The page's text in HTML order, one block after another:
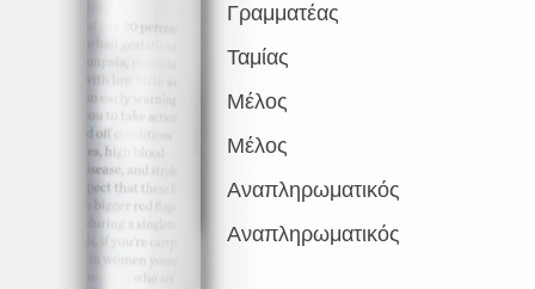
Γραμματέας
Ταμίας
Μέλος
Μέλος
Αναπληρωματικός
Αναπληρωματικός